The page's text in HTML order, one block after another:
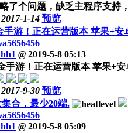
了个问题，缺乏主程序支持
2017-1-14 预览
游！正在运营版本 苹果+安
a5656456
@ 2019-5-8 05:13
手游！正在运营版本 苹果+安
2017-9-30 预览
合，最少20端.
a5656456
@ 2019-5-8 05:09